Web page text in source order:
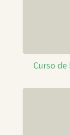
Curso